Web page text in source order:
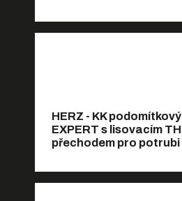
HERZ - KK podomítkový
EXPERT s lisovacím TH
přechodem pro potrubi